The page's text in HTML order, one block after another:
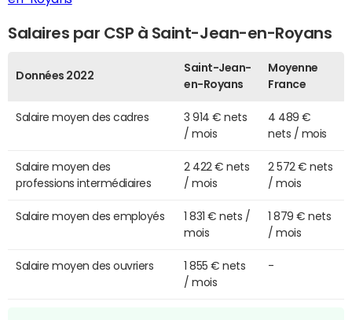
Salaires par CSP à Saint-Jean-en-Royans
Données 2022
Saint-Jean-
en-Royans
Moyenne
France
Salaire moyen des cadres
3 914 € nets
/ mois
4 489 €
nets / mois
Salaire moyen des
professions intermédiaires
2 422 € nets
/ mois
2 572 € nets
/ mois
Salaire moyen des employés
1 831 € nets /
mois
1 879 € nets
/ mois
Salaire moyen des ouvriers
1 855 € nets
/ mois
-